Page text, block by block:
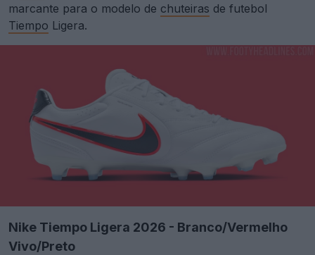
marcante para o modelo de chuteiras de futebol
Tiempo Ligera.
Nike Tiempo Ligera 2026 - Branco/Vermelho
Vivo/Preto